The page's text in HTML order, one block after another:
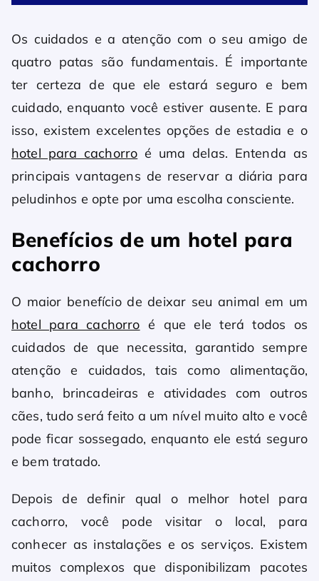
Os cuidados e a atenção com o seu amigo de
quatro patas são fundamentais. É importante
ter certeza de que ele estará seguro e bem
cuidado, enquanto você estiver ausente. E para
isso, existem excelentes opções de estadia e o
hotel para cachorro é uma delas. Entenda as
principais vantagens de reservar a diária para
peludinhos e opte por uma escolha consciente.
Benefícios de um hotel para
cachorro
O maior benefício de deixar seu animal em um
hotel para cachorro é que ele terá todos os
cuidados de que necessita, garantido sempre
atenção e cuidados, tais como alimentação,
banho, brincadeiras e atividades com outros
cães, tudo será feito a um nível muito alto e você
pode ficar sossegado, enquanto ele está seguro
e bem tratado.
Depois de definir qual o melhor hotel para
cachorro, você pode visitar o local, para
conhecer as instalações e os serviços. Existem
muitos complexos que disponibilizam pacotes